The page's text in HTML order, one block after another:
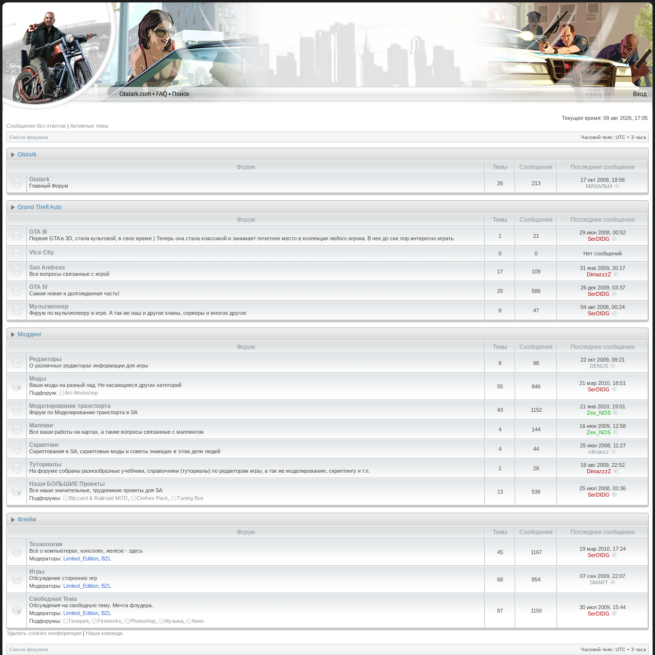
Gtalark.com •FAQ•Поиск Вход
Текущее время: 09 авг 2026, 17:05
Сообщения без ответов | Активные темы
Список форумов Часовой пояс: UTC + 3 часа
Gtalark
Форум
Темы Сообщения
Последнее сообщение
Gtalark
Главный Форум 26 213
17 окт 2009, 19:56
МИХАЛЫ4
Grand Theft Auto
Форум
Темы Сообщения
Последнее сообщение
GTA III
Первая GTA в 3D, стала культовой, в свое время ) Теперь она стала классикой и занимает почетное место в коллекции любого игрока. В нее до сих пор интересно играть 1 21
29 июн 2008, 00:52
SerDIDG
Vice City 0 0 Нет сообщений
San Andreas
Все вопросы связанные с игрой 17 109
31 янв 2009, 20:17
DimazzzZ
GTA IV
Самая новая и долгожданная часть! 20 586
26 дек 2009, 03:37
SerDIDG
Мультиплеер
Форум по мультиплееру в игре. А так же наш и другие кланы, серверы и многое другое 8 47
04 авг 2008, 00:24
SerDIDG
Моддинг
Форум
Темы Сообщения
Последнее сообщение
Редакторы
О различных редакторах информации для игры 8 98
22 окт 2009, 09:21
DENUS
Моды
Ваши моды на разный лад. Не касающиеся других категорий
Подфорум:
Art-Workshop
55 846
21 мар 2010, 18:51
SerDIDG
Моделирование транспорта
Форум по Моделированию транспорта в SA 43 1152
21 янв 2010, 19:01
Zex_NOS
Маппинг
Все ваши работы на картах, а также вопросы связанные с маппингом 4 144
16 июн 2009, 12:58
Zex_NOS
Скриптинг
Скриптования в SA, скриптовые моды и советы знающих в этом деле людей 4 44
25 июн 2008, 11:27
rdtrainzz
Туториалы
На форуме собраны разнообразные учебники, справочники (туториалы) по редакторам игры, а так же моделированию, скриптингу и т.п. 1 28
18 авг 2009, 22:52
DimazzzZ
Наши БОЛЬШИЕ Проекты
Все наши значительные, трудоемкие проекты для SA
Подфорумы:
Blizzard & Railroad MOD Clothes Pack Tuning Box
13 536
25 июл 2008, 03:36
SerDIDG
Флейм
Форум
Темы Сообщения
Последнее сообщение
Технология
Всё о компьютерах, консолях, железе - здесь
Модераторы: Limited_Edition BZL
45 1167
19 мар 2010, 17:24
SerDIDG
Игры
Обсуждение сторонних игр
Модераторы: Limited_Edition BZL
68 854
07 сен 2009, 22:07
SMART
Свободная Тема
Обсуждения на свободную тему. Мечта флудера..
Модераторы: Limited_Edition BZL
Подфорумы:
Галерея Fireworks Photoshop Музыка Кино
87 1150
30 июл 2009, 15:44
SerDIDG
Удалить cookies конференции | Наша команда
Список форумов Часовой пояс: UTC + 3 часа